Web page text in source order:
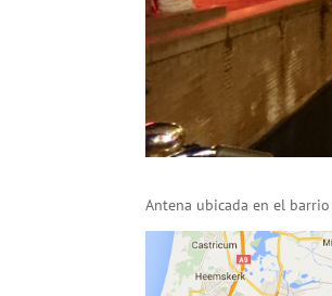
Antena ubicada en el